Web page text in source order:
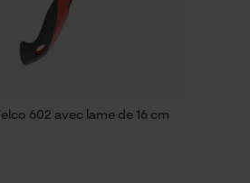
602 avec lame de 16 cm